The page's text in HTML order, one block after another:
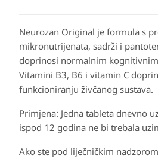
Neurozan Original je formula s
mikronutrijenata, sadrži i
doprinosi normalnim
Vitamini B3, B6 i vitamin C
funkcioniranju živčanog sustava.
Primjena: Jedna tableta dnevno
ispod 12 godina ne bi trebala
Ako ste pod liječničkim